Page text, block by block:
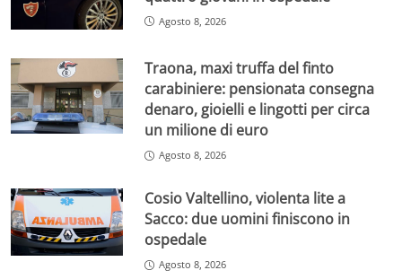
Agosto 8, 2026
Traona, maxi truffa del finto
carabiniere: pensionata consegna
denaro, gioielli e lingotti per circa
un milione di euro
Agosto 8, 2026
Cosio Valtellino, violenta lite a
Sacco: due uomini finiscono in
ospedale
Agosto 8, 2026